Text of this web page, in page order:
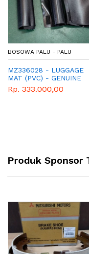
BOSOWA PALU - PALU
MZ336028 - LUGGAGE
MAT (PVC) - GENUINE
ACCESORIES MITSUBISHI
Rp. 333.000,00
Produk Sponsor